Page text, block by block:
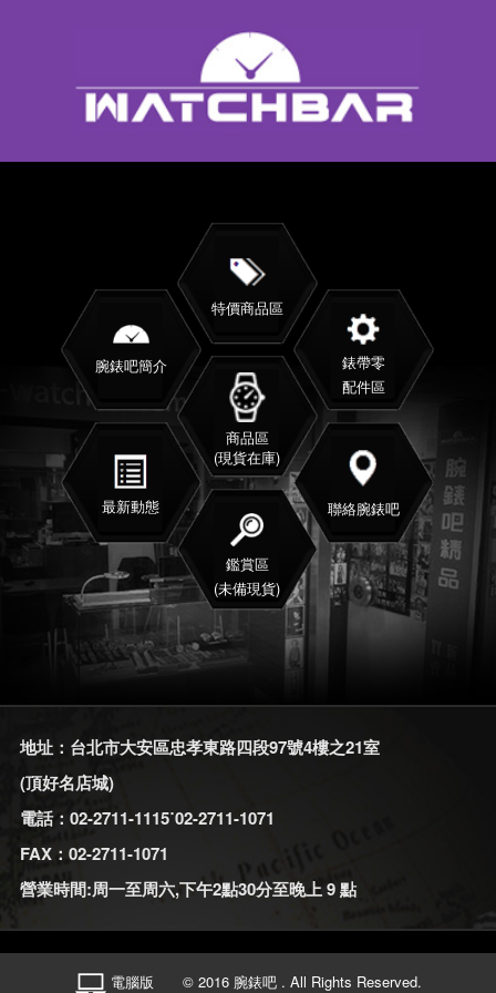
商品區
(現貨在庫)
特價商品區
錶帶零
配件區
聯絡腕錶吧
鑑賞區
(未備現貨)
最新動態
腕錶吧簡介
地址：台北市大安區忠孝東路四段97號4樓之21室
(頂好名店城)
電話：02-2711-1115˙02-2711-1071
FAX：02-2711-1071
營業時間:周一至周六,下午2點30分至晚上 9 點
電腦版 © 2016 腕錶吧 . All Rights Reserved.